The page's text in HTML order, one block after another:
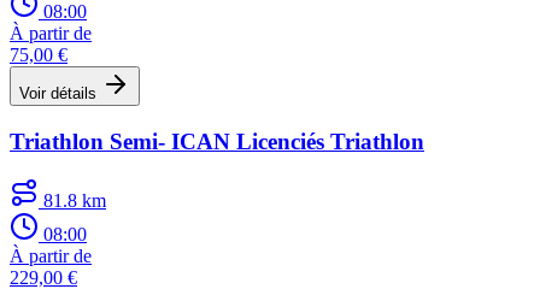
08:00
À partir de
75,00 €
Voir détails
Triathlon Semi- ICAN Licenciés Triathlon
81.8 km
08:00
À partir de
229,00 €